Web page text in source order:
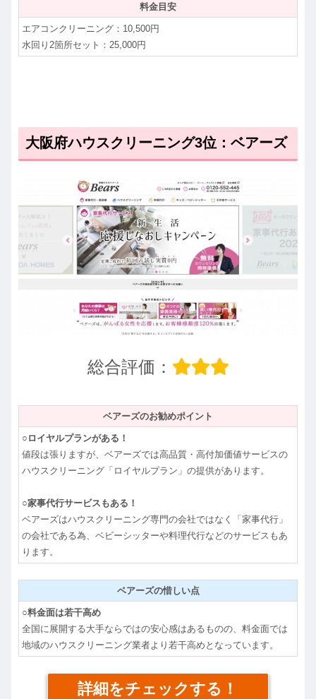
料金目安
エアコンクリーニング：10,500円
水回り2箇所セット：25,000円
大阪府ハウスクリーニング3位：ベアーズ
総合評価：
ベアーズのお勧めポイント
○ロイヤルプランがある！
値段は張りますが、ベアーズでは高品質・高付加価値サービスの
ハウスクリーニング「ロイヤルプラン」の提供があります。
○家事代行サービスもある！
ベアーズはハウスクリーニング専門の会社ではなく「家事代行」
の会社である為、ベビーシッターや料理代行などのサービスもあ
ります。
ベアーズの惜しい点
○料金面は若干高め
全国に展開する大手ならではの安心感はあるものの、料金面では
地域のハウスクリーニング業者より若干高めとなっています。
詳細をチェックする！